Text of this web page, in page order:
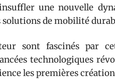
une nouvelle
solutions de mobilité
sont fascinés par
technologiques
les premières